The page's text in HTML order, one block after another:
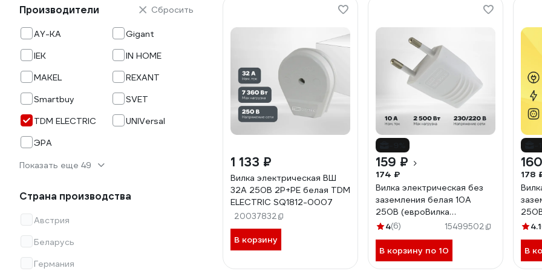
Производители
AY-KA
Gigant
IEK
IN HOME
MAKEL
REXANT
Smartbuy
SVET
TDM ELECTRIC
UNIVersal
ЭРА
Показать еще 49
Сбросить
Страна производства
Австрия
Беларусь
Германия
1 133 ₽
Вилка электрическая ВШ
32А 250В 2Р+РЕ белая TDM
ELECTRIC SQ1812-0007
20037832
В корзину
159 ₽
174 ₽
Вилка электрическая без
заземления белая 10А
250В (евроВилка
электрическаяCEE 7/16)
TDM ELECTRIC SQ1806-
0089
4(6) 15499502
В корзину по 10
178
4.1
В